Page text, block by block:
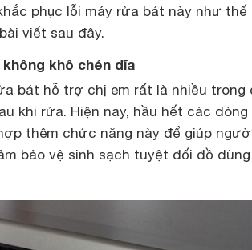
phục lỗi máy rửa bát này như thế
viết sau đây.
khô chén dĩa
bát hỗ trợ chị em rất là nhiều trong
khi rửa. Hiện nay, hầu hết các dòng
thêm chức năng này để giúp
bảo vệ sinh sạch tuyệt đối đồ